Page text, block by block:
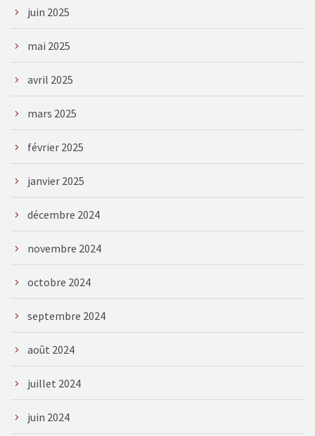
juin 2025
mai 2025
avril 2025
mars 2025
février 2025
janvier 2025
décembre 2024
novembre 2024
octobre 2024
septembre 2024
août 2024
juillet 2024
juin 2024